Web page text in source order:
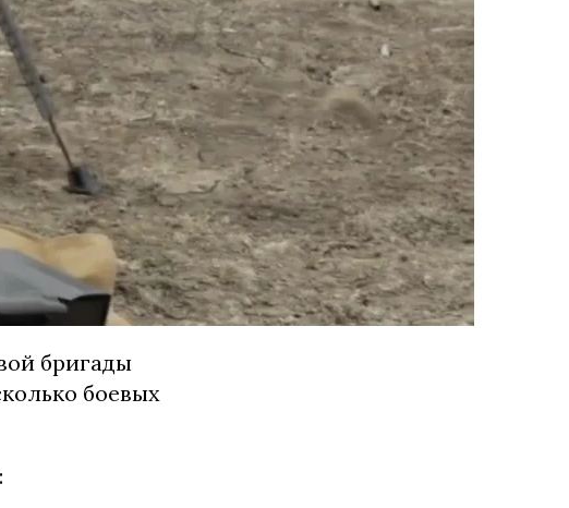
бригады
боевых